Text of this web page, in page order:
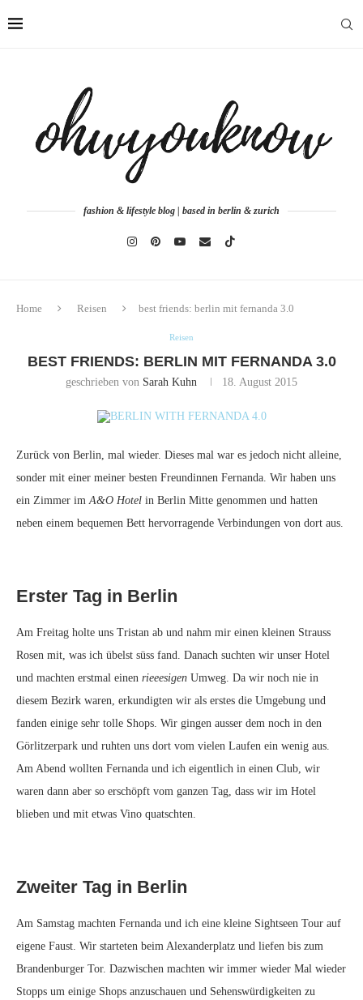
fashion & lifestyle blog | based in berlin & zurich
Home Reisen best friends: berlin mit fernanda 3.0
Reisen
BEST FRIENDS: BERLIN MIT FERNANDA 3.0
geschrieben von Sarah Kuhn 18. August 2015
Zurück von Berlin, mal wieder. Dieses mal war es jedoch nicht alleine,
sonder mit einer meiner besten Freundinnen Fernanda. Wir haben uns
ein Zimmer im A&O Hotel in Berlin Mitte genommen und hatten
neben einem bequemen Bett hervorragende Verbindungen von dort aus.
Erster Tag in Berlin
Am Freitag holte uns Tristan ab und nahm mir einen kleinen Strauss
Rosen mit, was ich übelst süss fand. Danach suchten wir unser Hotel
und machten erstmal einen rieeesigen Umweg. Da wir noch nie in
diesem Bezirk waren, erkundigten wir als erstes die Umgebung und
fanden einige sehr tolle Shops. Wir gingen ausser dem noch in den
Görlitzerpark und ruhten uns dort vom vielen Laufen ein wenig aus.
Am Abend wollten Fernanda und ich eigentlich in einen Club, wir
waren dann aber so erschöpft vom ganzen Tag, dass wir im Hotel
blieben und mit etwas Vino quatschten.
Zweiter Tag in Berlin
Am Samstag machten Fernanda und ich eine kleine Sightseen Tour auf
eigene Faust. Wir starteten beim Alexanderplatz und liefen bis zum
Brandenburger Tor. Dazwischen machten wir immer wieder Mal wieder
Stopps um einige Shops anzuschauen und Sehenswürdigkeiten zu